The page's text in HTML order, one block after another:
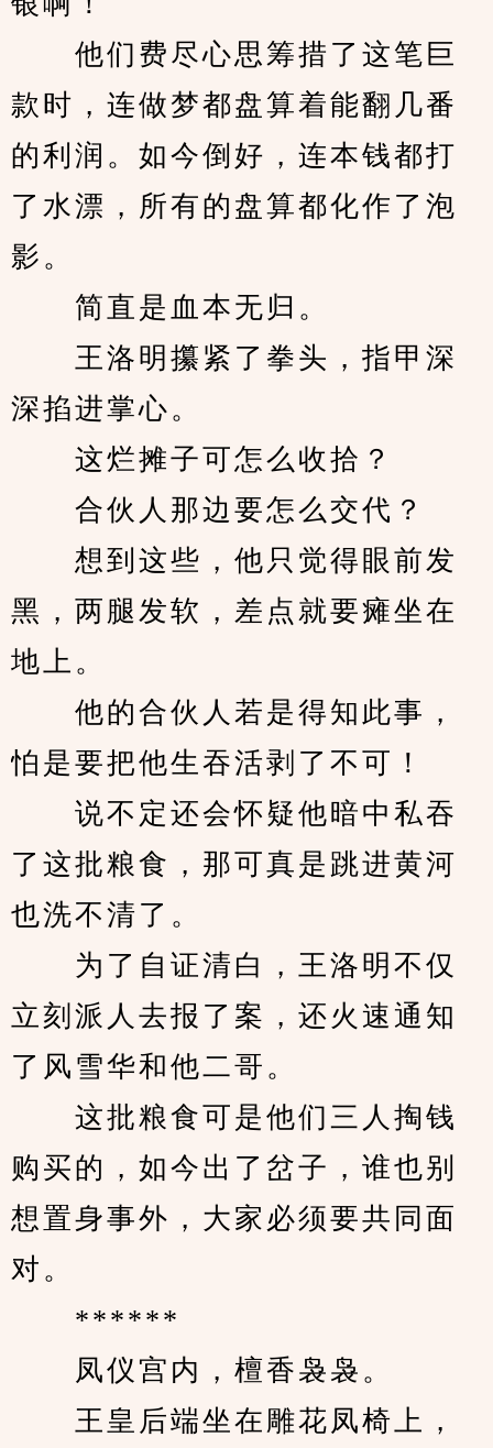
他们费尽心思筹措了这笔巨
款时，连做梦都盘算着能翻几番
的利润。如今倒好，连本钱都打
了水漂，所有的盘算都化作了泡
影。
简直是血本无归。
王洛明攥紧了拳头，指甲深
深掐进掌心。
这烂摊子可怎么收拾？
合伙人那边要怎么交代？
想到这些，他只觉得眼前发
黑，两腿发软，差点就要瘫坐在
地上。
他的合伙人若是得知此事，
怕是要把他生吞活剥了不可！
说不定还会怀疑他暗中私吞
了这批粮食，那可真是跳进黄河
也洗不清了。
为了自证清白，王洛明不仅
立刻派人去报了案，还火速通知
了风雪华和他二哥。
这批粮食可是他们三人掏钱
购买的，如今出了岔子，谁也别
想置身事外，大家必须要共同面
对。
******
凤仪宫内，檀香袅袅。
王皇后端坐在雕花凤椅上，